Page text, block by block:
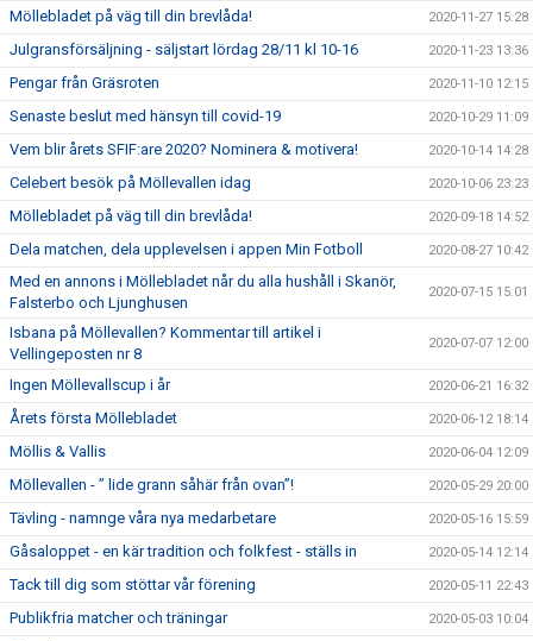
Möllebladet på väg till din brevlåda! 2020-11-27 15:28
Julgransförsäljning - säljstart lördag 28/11 kl 10-16 2020-11-23 13:36
Pengar från Gräsroten 2020-11-10 12:15
Senaste beslut med hänsyn till covid-19 2020-10-29 11:09
Vem blir årets SFIF:are 2020? Nominera & motivera! 2020-10-14 14:28
Celebert besök på Möllevallen idag 2020-10-06 23:23
Möllebladet på väg till din brevlåda! 2020-09-18 14:52
Dela matchen, dela upplevelsen i appen Min Fotboll 2020-08-27 10:42
Med en annons i Möllebladet når du alla hushåll i Skanör,
Falsterbo och Ljunghusen
2020-07-15 15:01
Isbana på Möllevallen? Kommentar till artikel i
Vellingeposten nr 8
2020-07-07 12:00
Ingen Möllevallscup i år 2020-06-21 16:32
Årets första Möllebladet 2020-06-12 18:14
Möllis & Vallis 2020-06-04 12:09
Möllevallen - ” lide grann såhär från ovan”! 2020-05-29 20:00
Tävling - namnge våra nya medarbetare 2020-05-16 15:59
Gåsaloppet - en kär tradition och folkfest - ställs in 2020-05-14 12:14
Tack till dig som stöttar vår förening 2020-05-11 22:43
Publikfria matcher och träningar 2020-05-03 10:04